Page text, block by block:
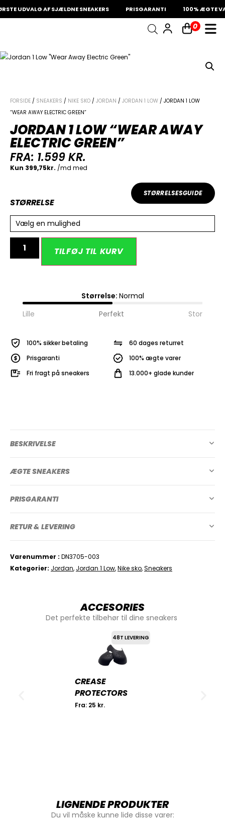
UDVALG AF SJÆLDNE SNEAKERS PRISGARANTI 100% ÆGTE
0
FORSIDE / SNEAKERS / NIKE SKO / JORDAN / JORDAN 1 LOW / JORDAN 1 LOW
“WEAR AWAY ELECTRIC GREEN”
JORDAN 1 LOW “WEAR AWAY
ELECTRIC GREEN”
FRA: 1.599KR.
STØRRELSESGUIDE
STØRRELSE
Vælg en mulighed
TILFØJ TIL KURV
Størrelse: Normal
Lille
Perfekt Stor
100% sikker betaling
Prisgaranti
Fri fragt på sneakers
60 dages returret
100% ægte varer
13.000+ glade kunder
BESKRIVELSE
ÆGTE SNEAKERS
PRISGARANTI
RETUR & LEVERING
Varenummer
DN3705-003
Kategorier Jordan, Jordan 1 Low,Nike sko,Sneakers
ACCESORIES
Det perfekte tilbehør til dine sneakers
48T LEVERING
CREASE
PROTECTORS
Fra: 25 kr.
LIGNENDE PRODUKTER
Du vil måske kunne lide disse varer: